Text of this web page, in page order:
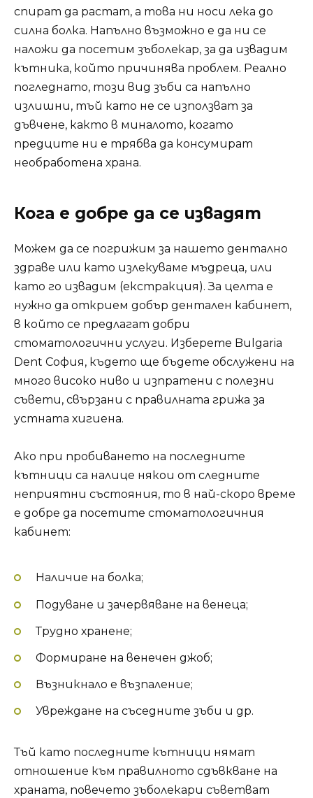
спират да растат, а това ни носи лека до
силна болка. Напълно възможно е да ни се
наложи да посетим зъболекар, за да извадим
кътника, който причинява проблем. Реално
погледнато, този вид зъби са напълно
излишни, тъй като не се използват за
дъвчене, както в миналото, когато
предците ни е трябва да консумират
необработена храна.
Кога е добре да се извадят
Можем да се погрижим за нашето дентално
здраве или като излекуваме мъдреца, или
като го извадим (екстракция). За целта е
нужно да открием добър дентален кабинет,
в който се предлагат добри
стоматологични услуги. Изберете Bulgaria
Dent София, където ще бъдете обслужени на
много високо ниво и изпратени с полезни
съвети, свързани с правилната грижа за
устната хигиена.
Ако при пробиването на последните
кътници са налице някои от следните
неприятни състояния, то в най-скоро време
е добре да посетите стоматологичния
кабинет:
Наличие на болка;
Подуване и зачервяване на венеца;
Трудно хранене;
Формиране на венечен джоб;
Възникнало е възпаление;
Увреждане на съседните зъби и др.
Тъй като последните кътници нямат
отношение към правилното сдъвкване на
храната, повечето зъболекари съветват